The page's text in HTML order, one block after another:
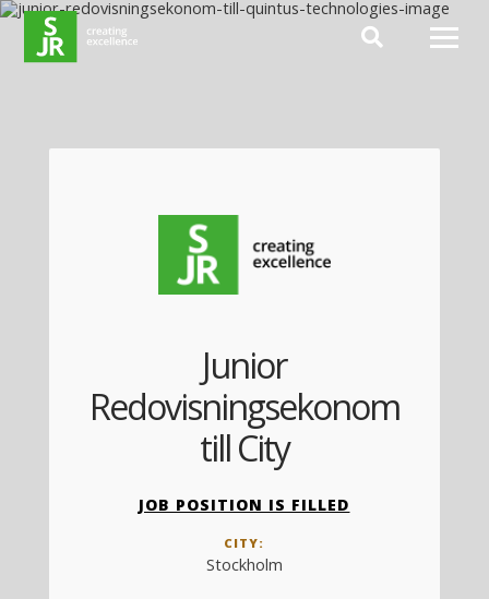
Hoppa till innehåll
JOB POSITION IS FILLED
CITY:
Stockholm
Junior
Redovisningsekonom
till City